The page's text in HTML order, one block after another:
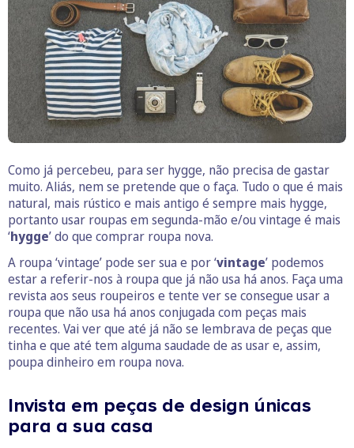
Como já percebeu, para ser hygge, não precisa de gastar
muito. Aliás, nem se pretende que o faça. Tudo o que é mais
natural, mais rústico e mais antigo é sempre mais hygge,
portanto usar roupas em segunda-mão e/ou vintage é mais
‘hygge’ do que comprar roupa nova.
A roupa ‘vintage’ pode ser sua e por ‘vintage’ podemos
estar a referir-nos à roupa que já não usa há anos. Faça uma
revista aos seus roupeiros e tente ver se consegue usar a
roupa que não usa há anos conjugada com peças mais
recentes. Vai ver que até já não se lembrava de peças que
tinha e que até tem alguma saudade de as usar e, assim,
poupa dinheiro em roupa nova.
Invista em peças de design únicas
para a sua casa